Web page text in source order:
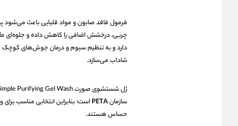
فرمول فاقد صابون و مواد قلیایی باعث
چربی، درخشش اضافی را کاهش داده و
دارد و به تنظیم سبوم و درمان جوش‌های کوچک
شاداب می‌سازد.
سازمانPETAاست؛ بنابراین انتخابی مناسب
حساس هستند.